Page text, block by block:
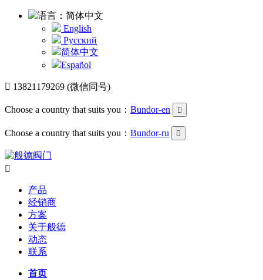
语言：简体中文
English
Русский
简体中文
Español
 13821179269 (微信同号)
Choose a country that suits you： Bundor-en 
Choose a country that suits you： Bundor-ru 

产品
经销商
方案
关于般德
动态
联系
首页